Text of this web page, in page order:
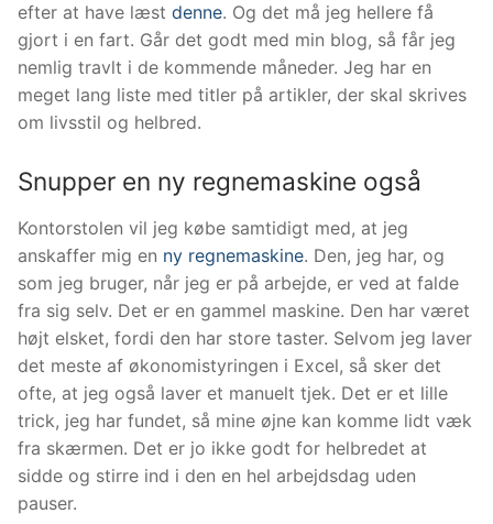
efter at have læst denne. Og det må jeg hellere få
gjort i en fart. Går det godt med min blog, så får jeg
nemlig travlt i de kommende måneder. Jeg har en
meget lang liste med titler på artikler, der skal skrives
om livsstil og helbred.
Snupper en ny regnemaskine også
Kontorstolen vil jeg købe samtidigt med, at jeg
anskaffer mig en ny regnemaskine. Den, jeg har, og
som jeg bruger, når jeg er på arbejde, er ved at falde
fra sig selv. Det er en gammel maskine. Den har været
højt elsket, fordi den har store taster. Selvom jeg laver
det meste af økonomistyringen i Excel, så sker det
ofte, at jeg også laver et manuelt tjek. Det er et lille
trick, jeg har fundet, så mine øjne kan komme lidt væk
fra skærmen. Det er jo ikke godt for helbredet at
sidde og stirre ind i den en hel arbejdsdag uden
pauser.